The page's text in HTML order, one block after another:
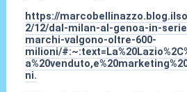
https://
2/12/dal-milan-al-genoa-in-
marchi-valgono-oltre-600-
milioni/
ni.